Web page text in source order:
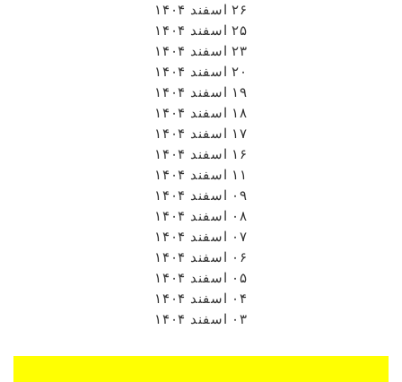
۲۶ اسفند ۱۴۰۴
۲۵ اسفند ۱۴۰۴
۲۳ اسفند ۱۴۰۴
۲۰ اسفند ۱۴۰۴
۱۹ اسفند ۱۴۰۴
۱۸ اسفند ۱۴۰۴
۱۷ اسفند ۱۴۰۴
۱۶ اسفند ۱۴۰۴
۱۱ اسفند ۱۴۰۴
۰۹ اسفند ۱۴۰۴
۰۸ اسفند ۱۴۰۴
۰۷ اسفند ۱۴۰۴
۰۶ اسفند ۱۴۰۴
۰۵ اسفند ۱۴۰۴
۰۴ اسفند ۱۴۰۴
۰۳ اسفند ۱۴۰۴